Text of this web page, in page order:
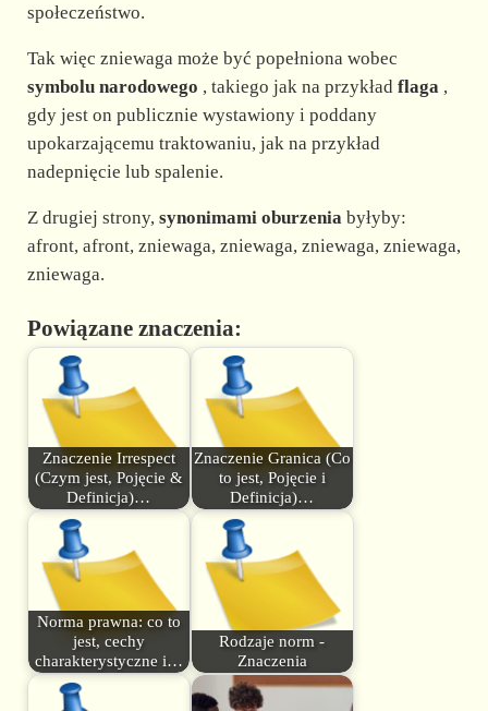
społeczeństwo.
Tak więc zniewaga może być popełniona wobec
symbolu narodowego , takiego jak na przykład flaga,
gdy jest on publicznie wystawiony i poddany
upokarzającemu traktowaniu, jak na przykład
nadepnięcie lub spalenie.
Z drugiej strony, synonimami oburzeniabyłyby:
afront, afront, zniewaga, zniewaga, zniewaga, zniewaga,
zniewaga.
Powiązane znaczenia:
Znaczenie Irrespect
(Czym jest, Pojęcie &
Definicja)…
Znaczenie Granica (Co
to jest, Pojęcie i
Definicja)…
Norma prawna: co to
jest, cechy
charakterystyczne i…
Rodzaje norm -
Znaczenia